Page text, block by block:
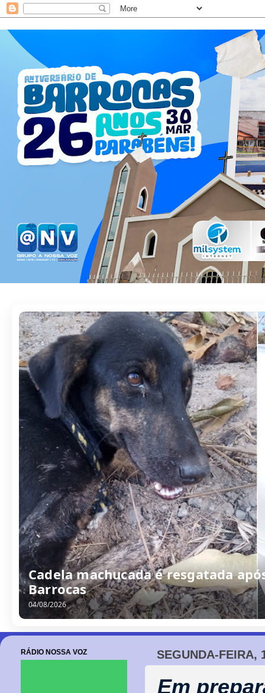
Barroquense Saline Simões
Boleiras de Serrinha
05/08/2026
SEGUNDA-FEIRA,
Em
RÁDIO NOSSA VOZ